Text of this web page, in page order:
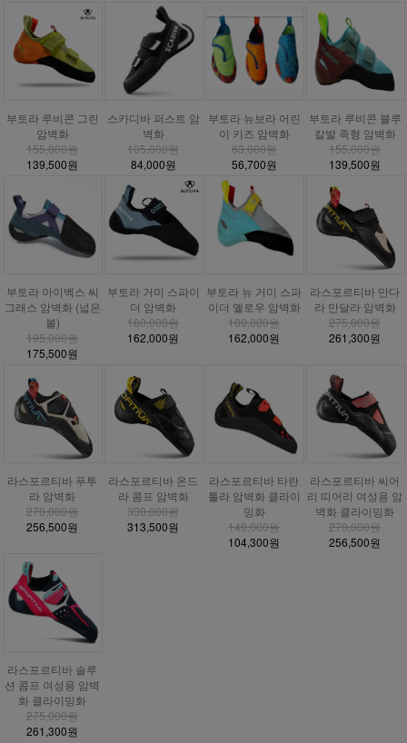
부토라 루비콘 그린
암벽화
155,000원
139,500원
스카디바 퍼스트 암
벽화
105,000원
84,000원
부토라 뉴보라 어린
이 키즈 암벽화
63,000원
56,700원
부토라 루비콘 블루
칼발 족형 암벽화
155,000원
139,500원
부토라 아이벡스 씨
그래스 암벽화 (넓은
볼)
195,000원
175,500원
부토라 거미 스파이
더 암벽화
180,000원
162,000원
부토라 뉴 거미 스파
이더 옐로우 암벽화
180,000원
162,000원
라스포르티바 만다
라 만달라 암벽화
275,000원
261,300원
라스포르티바 푸투
라 암벽화
270,000원
256,500원
라스포르티바 온드
라 콤프 암벽화
330,000원
313,500원
라스포르티바 타란
툴라 암벽화 클라이
밍화
149,000원
104,300원
라스포르티바 씨어
리 띠어리 여성용 암
벽화 클라이밍화
270,000원
256,500원
라스포르티바 솔루
션 콤프 여성용 암벽
화 클라이밍화
275,000원
261,300원